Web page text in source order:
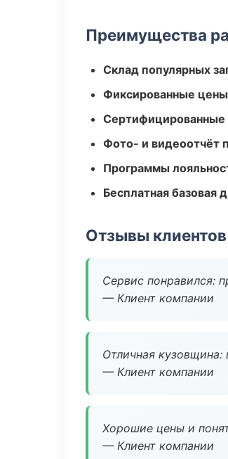
Преимущества
Склад популярных
Фиксированные
Сертифицированные
Фото- и видеоотчёт
Программы
Бесплатная базовая
Отзывы клиентов
Сервис понравился:
— Клиент компании
Отличная
— Клиент компании
Хорошие цены и
— Клиент компании